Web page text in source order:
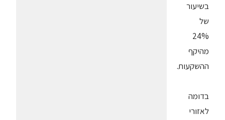
בשיעור
של
24%
מהיקף
ההשקעות.
בדומה
לאזורי